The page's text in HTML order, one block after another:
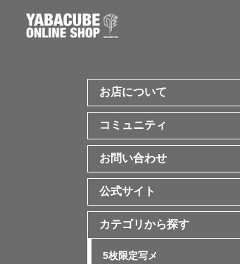
お店について
コミュニティ
お問い合わせ
公式サイト
カテゴリから探す
5枚限定写メ